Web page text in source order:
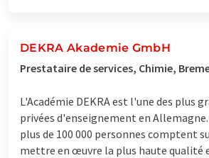
DEKRA Akademie GmbH
Prestataire de services, Chimie,
L'Académie DEKRA est l'une des plus
privées d'enseignement en Allemagne.
plus de 100 000 personnes comptent
mettre en œuvre la plus haute qualité